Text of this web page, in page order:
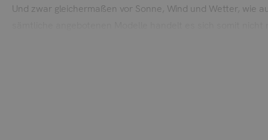
Und zwar gleichermaßen vor Sonne, Wind und Wetter, wie
Ihre Möbel mit diesen Überzügen zu versehen ist im